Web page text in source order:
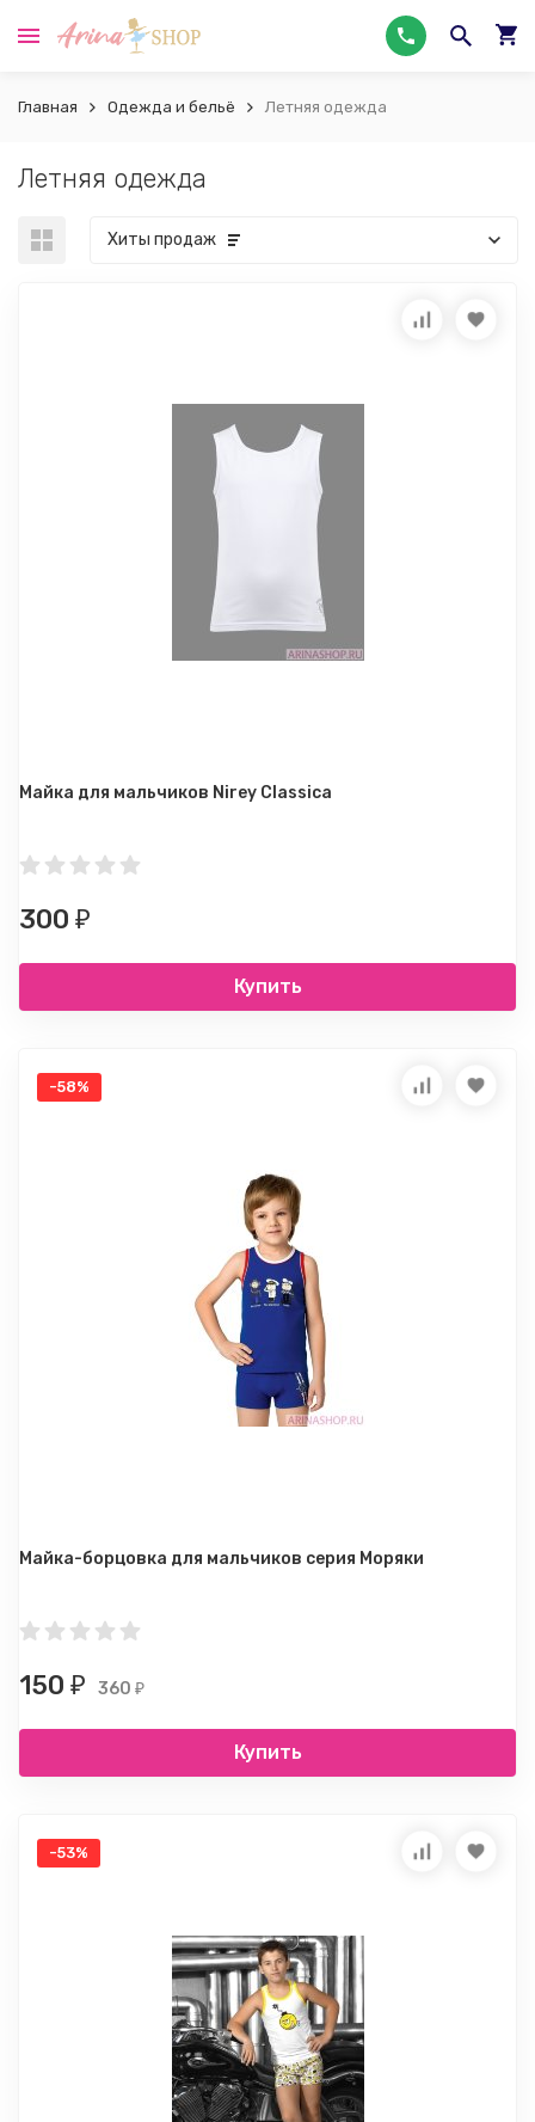
Главная Одежда и бельё Летняя одежда
Летняя одежда
Хиты продаж
Майка для мальчиков Nirey Classica
300 ₽
Купить
-58%
Майка-борцовка для мальчиков серия Моряки
150 ₽ 360 ₽
Купить
-53%